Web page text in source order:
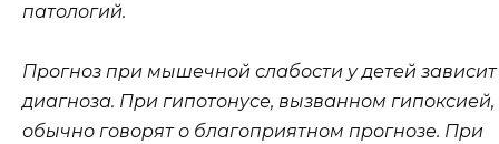
патологий.
Прогноз при мышечной слабости у детей зависит
диагноза. При гипотонусе, вызванном гипоксией,
обычно говорят о благоприятном прогнозе. При